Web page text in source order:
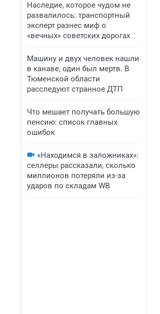
Наследие, которое чудом не
развалилось: транспортный
эксперт разнес миф о
«вечных» советских дорогах
Машину и двух человек нашли
в канаве, один был мертв. В
Тюменской области
расследуют странное ДТП
Что мешает получать большую
пенсию: список главных
ошибок
«Находимся в заложниках»:
селлеры рассказали, сколько
миллионов потеряли из-за
ударов по складам WB